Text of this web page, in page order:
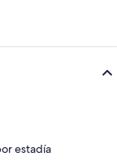
estadía